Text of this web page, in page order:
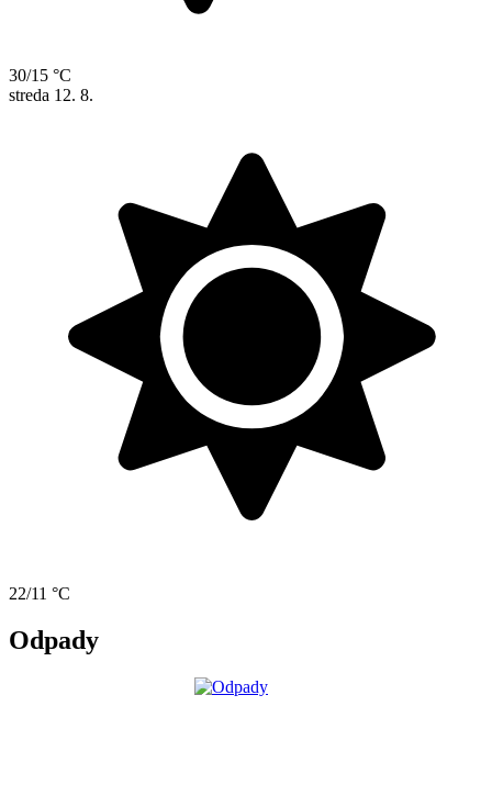
30/15 °C
streda 12. 8.
22/11 °C
Odpady